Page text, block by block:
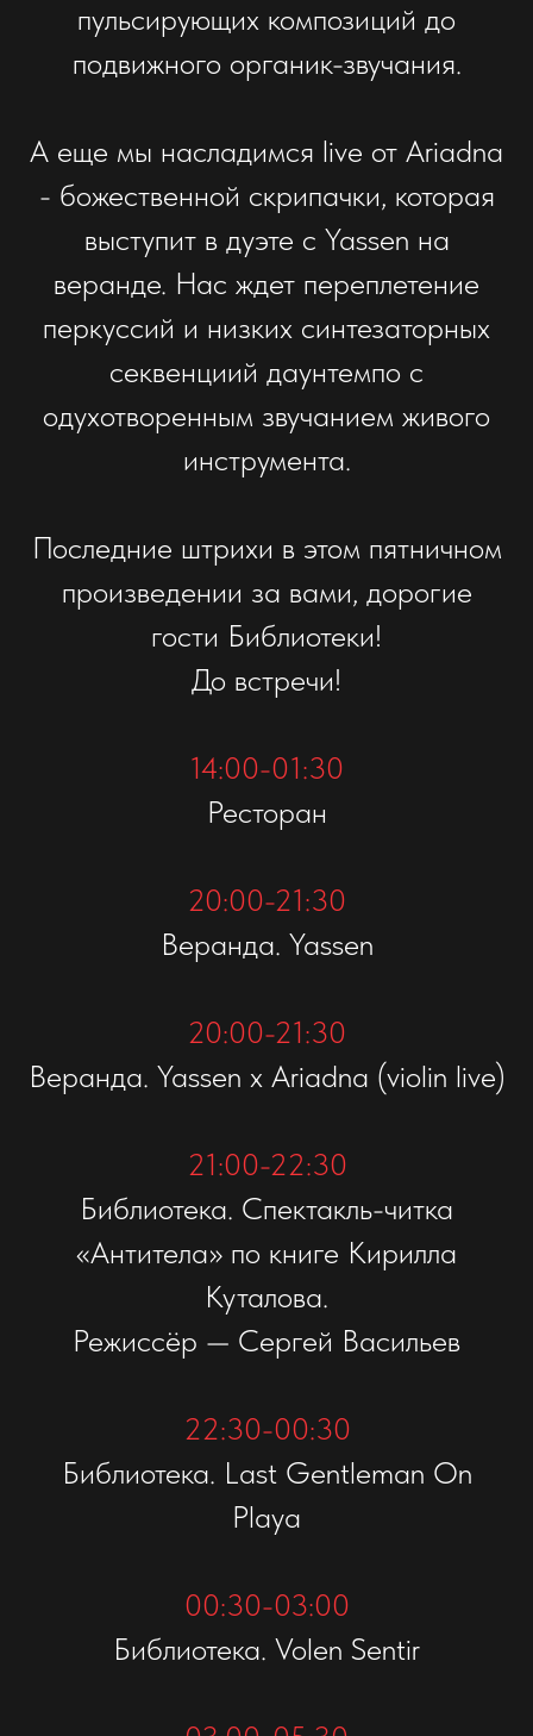
пульсирующих композиций до
подвижного органик-звучания.
А еще мы насладимся live от Ariadna
- божественной скрипачки, которая
выступит в дуэте с Yassen на
веранде. Нас ждет переплетение
перкуссий и низких синтезаторных
секвенциий даунтемпо с
одухотворенным звучанием живого
инструмента.
Последние штрихи в этом пятничном
произведении за вами, дорогие
гости Библиотеки!
До встречи!
14:00-01:30
Ресторан
20:00-21:30
Веранда. Yassen
20:00-21:30
Веранда. Yassen х Ariadna (violin live)
21:00-22:30
Библиотека. Спектакль-читка
«Антитела» по книге Кирилла
Куталова.
Режиссёр — Сергей Васильев
22:30-00:30
Библиотека. Last Gentleman On
Playa
00:30-03:00
Библиотека. Volen Sentir